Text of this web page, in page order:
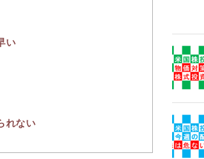
い
れない